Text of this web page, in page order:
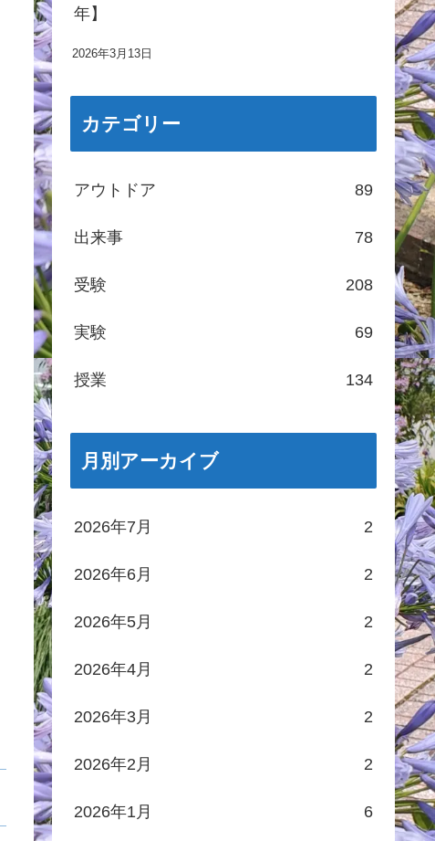
年】
2026年3月13日
カテゴリー
アウトドア 89
出来事 78
受験 208
実験 69
授業 134
月別アーカイブ
2026年7月 2
2026年6月 2
2026年5月 2
2026年4月 2
2026年3月 2
2026年2月 2
2026年1月 6